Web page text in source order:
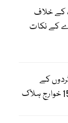
کے خلاف
کے نکات
کے